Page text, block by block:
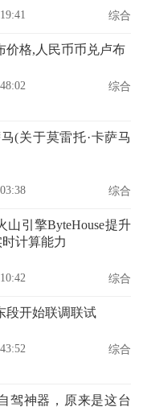
综合
价格,人民币币兑卢布
综合
(关于莫雷托·卡萨马
综合
山引擎ByteHouse提升
时计算能力
综合
段开始联调联试
综合
驾神器，原来是这台